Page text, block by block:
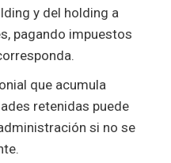
y del holding a
pagando impuestos
que acumula
retenidas puede
si no se